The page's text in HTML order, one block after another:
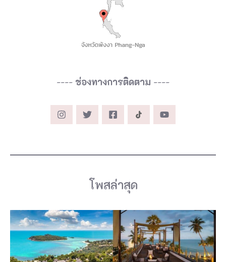
---- ช่องทางการติดตาม ----
โพสล่าสุด